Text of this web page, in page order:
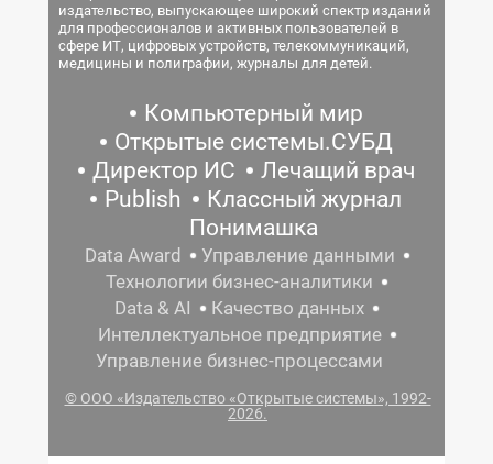
издательство, выпускающее широкий спектр изданий
для профессионалов и активных пользователей в
сфере ИТ, цифровых устройств, телекоммуникаций,
медицины и полиграфии, журналы для детей.
Компьютерный мир
Открытые системы.СУБД
Директор ИС
Лечащий врач
Publish
Классный журнал
Понимашка
Data Award
Управление данными
Технологии бизнес-аналитики
Data & AI
Качество данных
Интеллектуальное предприятие
Управление бизнес-процессами
© ООО «Издательство «Открытые системы», 1992-
2026.